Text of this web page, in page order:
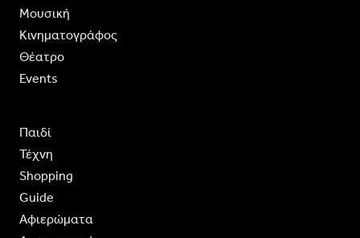
Moυσική
Κινηματογράφος
Θέατρο
Events
Παιδί
Τέχνη
Shopping
Guide
Aφιερώματα